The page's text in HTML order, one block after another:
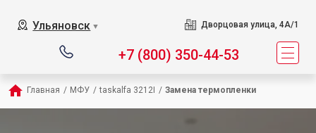
Ульяновск ▼ Дворцовая улица, 4А/1
+7 (800) 350-44-53
Главная / МФУ / taskalfa 3212I / Замена термопленки